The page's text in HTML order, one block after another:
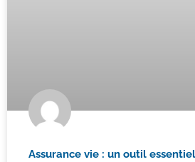
Assurance vie : un outil